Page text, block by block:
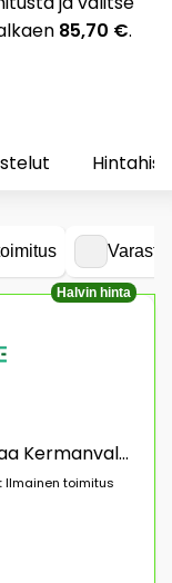
85,70 €.
Halvin hinta
Smeg Smeg sekoitinsarja 4 lisäosaa Kermanvalkoinen
Ilmainen toimitus